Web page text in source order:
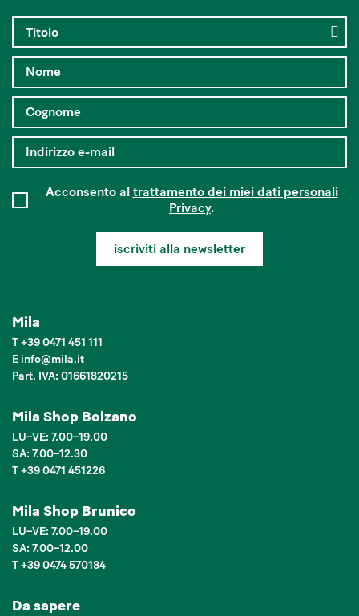
Acconsento al trattamento dei miei dati personali
Privacy.
iscriviti alla newsletter
Mila
T+39 0471 451 111
E info@mila.it
Part. IVA: 01661820215
Mila Shop Bolzano
LU–VE: 7.00–19.00
SA: 7.00–12.30
T +39 0471 451226
Mila Shop Brunico
LU–VE: 7.00–19.00
SA: 7.00–12.00
T +39 0474 570184
Da sapere